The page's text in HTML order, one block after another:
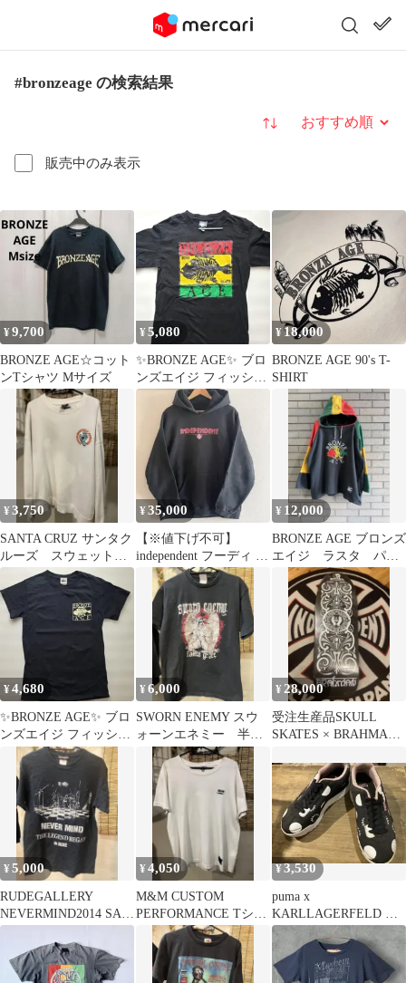
#bronzeage の検索結果
販売中のみ表示
並び替え
¥9,700
BRONZE AGE☆コット
ンTシャツ Mサイズ
¥5,080
✨BRONZE AGE✨ ブロ
ンズエイジ フィッシュ
ボーン オールドスケー
¥18,000
BRONZE AGE 90's T-
SHIRT
¥3,750
SANTA CRUZ サンタク
ルーズ スウェット L
トレーナーハンドスク
リーム
¥35,000
【※値下げ不可】
independent フーディ ア
イアンクロス NHS 希少
¥ 12,000
BRONZE AGE ブロンズ
エイジ ラスタ パー
カー レア スケート
90s
¥4,680
✨BRONZE AGE✨ ブロ
ンズエイジ フィッシュ
ボーン オールドスケー
¥6,000
SWORN ENEMY スウ
ォーンエネミー 半袖
Tシャツ M NYHC
¥28,000
受注生産品SKULL
SKATES × BRAHMAN
¥5,000
RUDEGALLERY
NEVERMIND2014 SA
thebirthday
¥4,050
M&M CUSTOM
PERFORMANCE Tシャ
ツ M エムアンドエム
¥3,530
puma x
KARLLAGERFELD 別
注スニーカー 23.5カ
ールラガー